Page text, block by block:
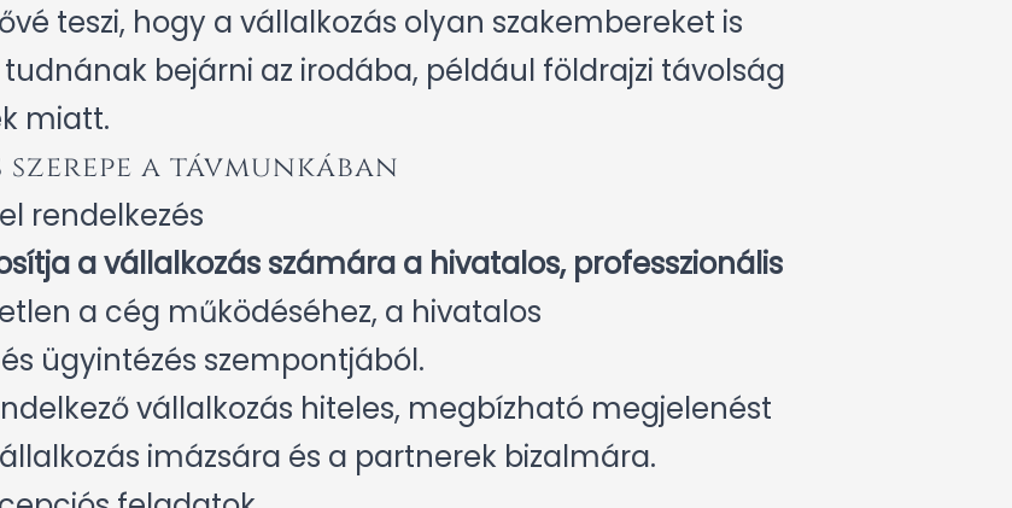
teszi, hogy a vállalkozás olyan szakembereket is
bejárni az irodába, például földrajzi távolság
miatt.
a távmunkában
rendelkezés
a vállalkozás számára a hivatalos, professzionális
a cég működéséhez, a hivatalos
ügyintézés szempontjából.
vállalkozás hiteles, megbízható megjelenést
imázsára és a partnerek bizalmára.